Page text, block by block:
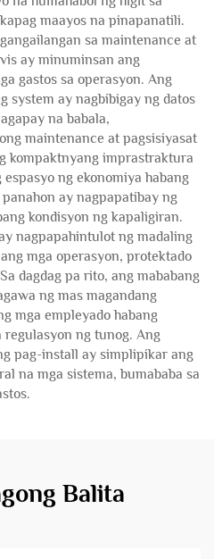
maayos na pinapanatili.
sa maintenance at
ay minuminsan ang
gastos sa operasyon. Ang
system ay nagbibigay ng datos
na babala,
maintenance at pagsisiyasat
kompaktnyang imprastraktura
ng ekonomiya habang
ay nagpapatibay ng
kondisyon ng kapaligiran.
nagpapahintulot ng madaling
mga operasyon, protektado
dagdag pa rito, ang mababang
ng mas magandang
mga empleyado habang
ng tunog. Ang
pag-install ay simplipikar ang
na mga sistema, bumababa sa
Balita